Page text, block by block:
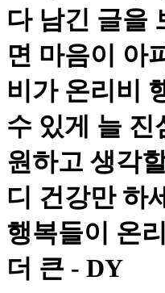
다 남긴 글을
면 마음이 아
비가 온리비
수 있게 늘 진
원하고 생각
디 건강만 하
행복들이 온
더 큰 - DY